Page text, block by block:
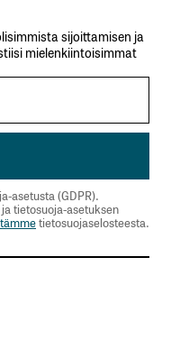
sijoittamisen ja
mielenkiintoisimmat
asetusta (GDPR).
tietosuoja-asetuksen
tietosuojaselosteesta.